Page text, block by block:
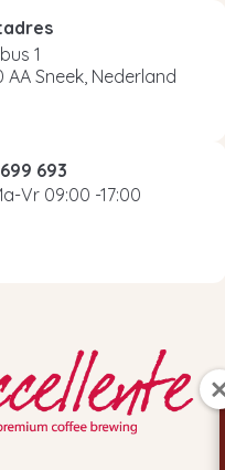
1
AA Sneek, Nederland
693
Vr 09:00 -17:00